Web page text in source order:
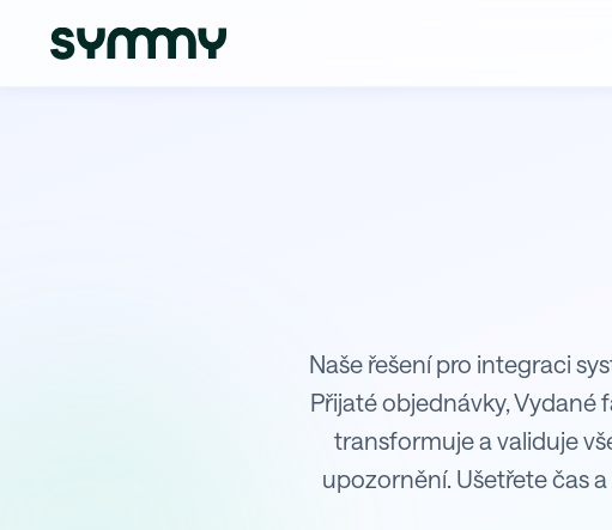
Integrace Shopify s K2Naše řešení pro integraci
Přijaté objednávky, Vydané
transformuje a validuje
upozornění. Ušetřete čas